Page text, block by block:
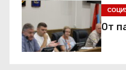
я
п
От